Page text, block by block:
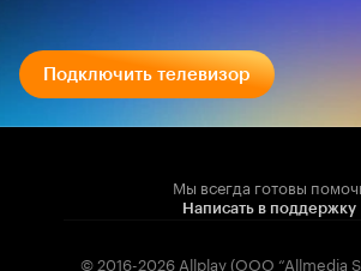
Подключить телевизор
Мы всегда готовы
Написать в поддержку
© 2016-2026 Allplay (OOO “Allmedia